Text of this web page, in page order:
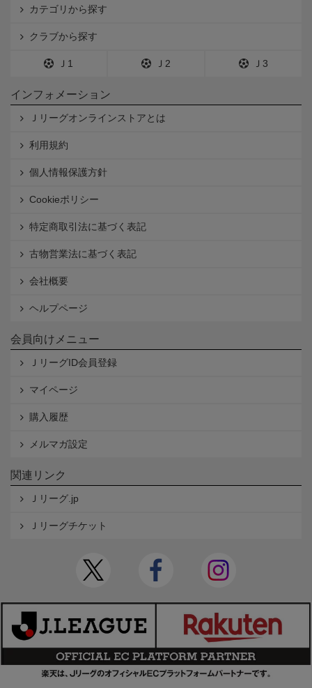
カテゴリから探す
クラブから探す
Ｊ1 Ｊ2 Ｊ3
インフォメーション
Ｊリーグオンラインストアとは
利用規約
個人情報保護方針
Cookieポリシー
特定商取引法に基づく表記
古物営業法に基づく表記
会社概要
ヘルプページ
会員向けメニュー
ＪリーグID会員登録
マイページ
購入履歴
メルマガ設定
関連リンク
Ｊリーグ.jp
Ｊリーグチケット